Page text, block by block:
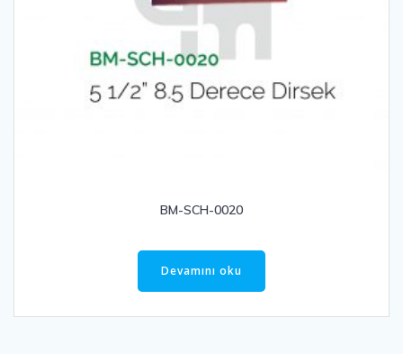
BM-SCH-0020
Devamını oku